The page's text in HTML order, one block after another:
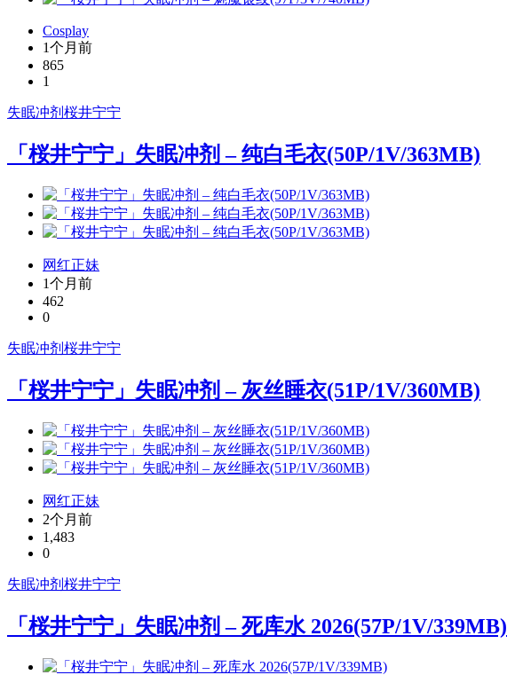
Cosplay
1个月前
865
1
失眠冲剂 桜井宁宁
「桜井宁宁」失眠冲剂 – 纯白毛衣(50P/1V/363MB)
网红正妹
1个月前
462
0
失眠冲剂 桜井宁宁
「桜井宁宁」失眠冲剂 – 灰丝睡衣(51P/1V/360MB)
网红正妹
2个月前
1,483
0
失眠冲剂 桜井宁宁
「桜井宁宁」失眠冲剂 – 死库水 2026(57P/1V/339MB)